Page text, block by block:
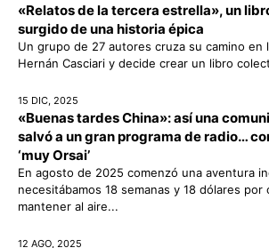
«Relatos de la tercera estrella», un
surgido de una historia épica
Un grupo de 27 autores cruza su camino en
Hernán Casciari y decide crear un libro
15 DIC, 2025
«Buenas tardes China»: así una
salvó a un gran programa de radio…
‘muy Orsai’
En agosto de 2025 comenzó una aventura
necesitábamos 18 semanas y 18 dólares por
mantener al aire...
12 AGO, 2025